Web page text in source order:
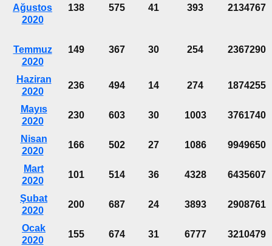
Ağustos
2020
138 575 41 393 2134767
Temmuz
2020
149 367 30 254 2367290
Haziran
2020
236 494 14 274 1874255
Mayıs
2020
230 603 30 1003 3761740
Nisan
2020
166 502 27 1086 9949650
Mart
2020
101 514 36 4328 6435607
Şubat
2020
200 687 24 3893 2908761
Ocak
2020
155 674 31 6777 3210479